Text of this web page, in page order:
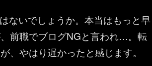
ないでしょうか。本当はもっと早
前職でブログNGと言われ…。転
、やはり遅かったと感じます。